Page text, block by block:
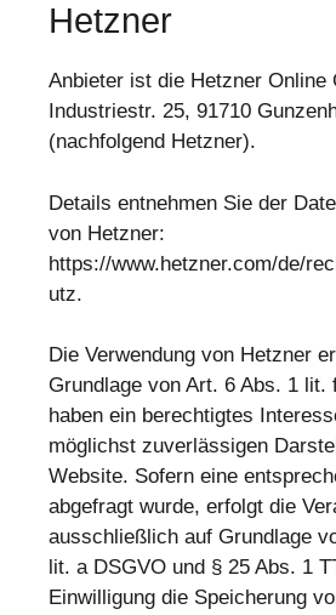
Hetzner
Anbieter ist die Hetzner Online
Industriestr. 25, 91710
(nachfolgend Hetzner).
Details entnehmen Sie der
von Hetzner:
https://www.hetzner.com/de/
utz.
Die Verwendung von Hetzner
Grundlage von Art. 6 Abs. 1 lit.
haben ein berechtigtes
möglichst zuverlässigen
Website. Sofern eine
abgefragt wurde, erfolgt die
ausschließlich auf Grundlage
lit. a DSGVO und § 25 Abs. 1
Einwilligung die Speicherung